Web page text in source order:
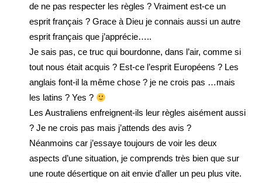
de ne pas respecter les règles ? Vraiment est-ce un
esprit français ? Grace à Dieu je connais aussi un autre
esprit français que j’apprécie…..
Je sais pas, ce truc qui bourdonne, dans l’air, comme si
tout nous était acquis ? Est-ce l’esprit Européens ? Les
anglais font-il la même chose ? je ne crois pas …mais
les latins ? Yes ?
Les Australiens enfreignent-ils leur règles aisément aussi
? Je ne crois pas mais j’attends des avis ?
Néanmoins car j’essaye toujours de voir les deux
aspects d’une situation, je comprends très bien que sur
une route désertique on ait envie d’aller un peu plus vite.